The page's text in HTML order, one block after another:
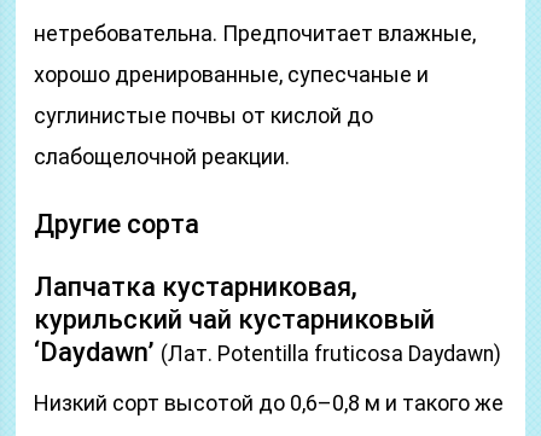
нетребовательна. Предпочитает влажные,
хорошо дренированные, супесчаные и
суглинистые почвы от кислой до
слабощелочной реакции.
Другие сорта
Лапчатка кустарниковая,
курильский чай кустарниковый
‘Daydawn’ (Лат. Potentilla fruticosa Daydawn)
Низкий сорт высотой до 0,6–0,8 м и такого же